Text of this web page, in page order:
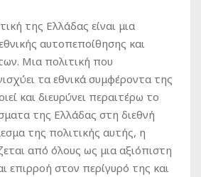
της Ελλάδας είναι μια
αυτοπεποίθησης και
Μια πολιτική που
τα εθνικά συμφέροντα της
και διευρύνει περαιτέρω το
της Ελλάδας στη διεθνή
της πολιτικής αυτής, η
από όλους ως μια αξιόπιστη
επιρροή στον περίγυρό της και